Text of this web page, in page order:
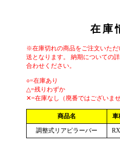
在庫
※在庫切れの商品をご注文いた
送となります。 納期についての
合わせください。
○=在庫あり
△=残りわずか
✕=在庫なし（廃番ではございませ
商品名 車
調整式リアピラーバー